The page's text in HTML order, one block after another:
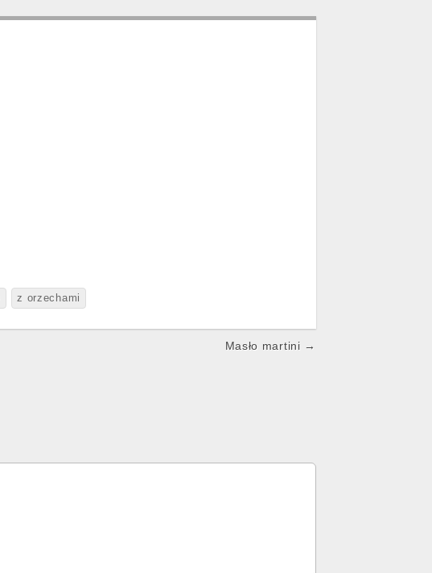
z orzechami
Masło martini →